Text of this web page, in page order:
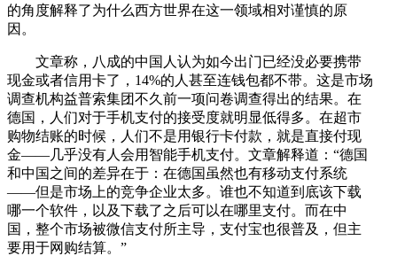
的角度解释了为什么西方世界在这一领域相对谨慎的原
因。
文章称，八成的中国人认为如今出门已经没必要携带
现金或者信用卡了，14%的人甚至连钱包都不带。这是市场
调查机构益普索集团不久前一项问卷调查得出的结果。在
德国，人们对于手机支付的接受度就明显低得多。在超市
购物结账的时候，人们不是用银行卡付款，就是直接付现
金——几乎没有人会用智能手机支付。文章解释道：“德国
和中国之间的差异在于：在德国虽然也有移动支付系统
——但是市场上的竞争企业太多。谁也不知道到底该下载
哪一个软件，以及下载了之后可以在哪里支付。而在中
国，整个市场被微信支付所主导，支付宝也很普及，但主
要用于网购结算。”